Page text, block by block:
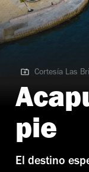
Cortesía Las Brisas
Cortesía Las
pie
El destino